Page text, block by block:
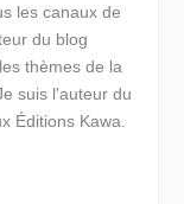
les canaux de
du blog
thèmes de la
suis l'auteur du
Éditions Kawa.